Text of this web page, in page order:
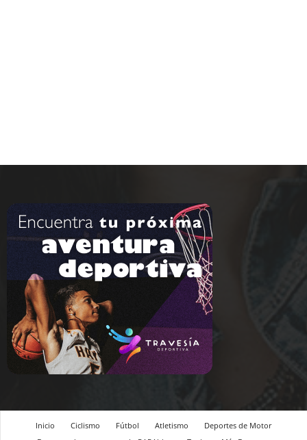
Inicio Ciclismo Fútbol Atletismo
Deportes de Motor